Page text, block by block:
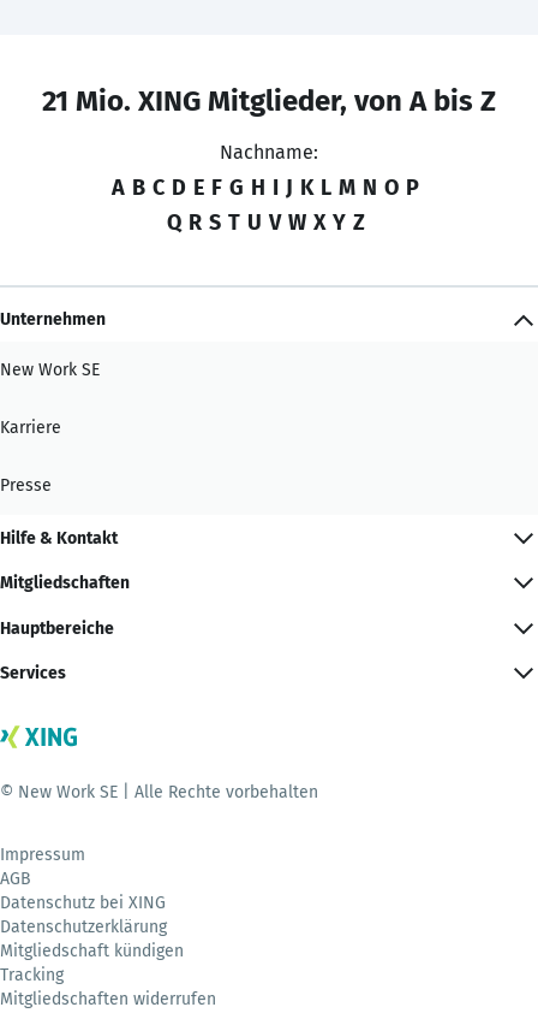
21 Mio. XING Mitglieder, von A bis Z
Nachname:
A B C D E F G H I J K L M N O P
Q R S T U V W X Y Z
Unternehmen
New Work SE
Karriere
Presse
Hilfe & Kontakt
Mitgliedschaften
Hauptbereiche
Services
© New Work SE | Alle Rechte vorbehalten
Impressum
AGB
Datenschutz bei XING
Datenschutzerklärung
Mitgliedschaft kündigen
Tracking
Mitgliedschaften widerrufen